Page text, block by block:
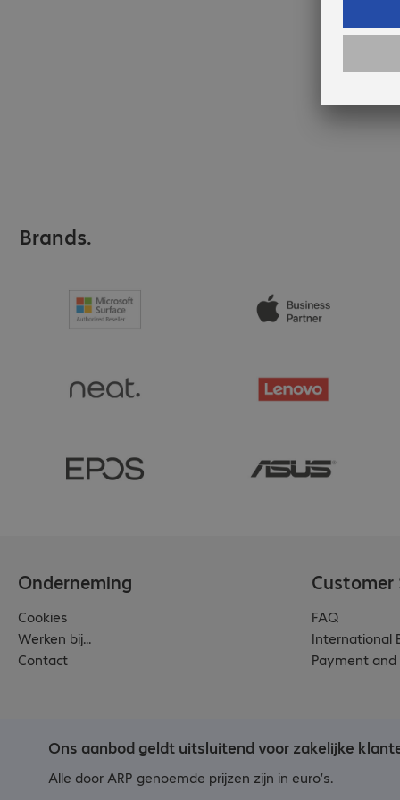
Brands.
Onderneming
Cookies
Werken bij...
Contact
Customer
FAQ
International
Payment
Ons aanbod geldt uitsluitend voor zakelijke
Alle door ARP genoemde prijzen zijn in euro’s.